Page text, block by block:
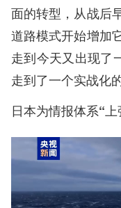
面的转型，从战后
道路模式开始增加
走到今天又出现了
走到了一个实战化
日本为情报体系“